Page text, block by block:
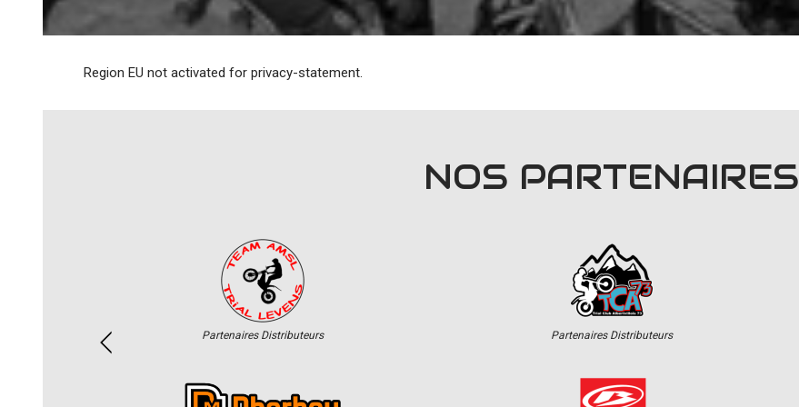
Region EU not activated for privacy-statement.
NOS PARTENAIRES
Partenaires Distributeurs Partenaires Distributeurs